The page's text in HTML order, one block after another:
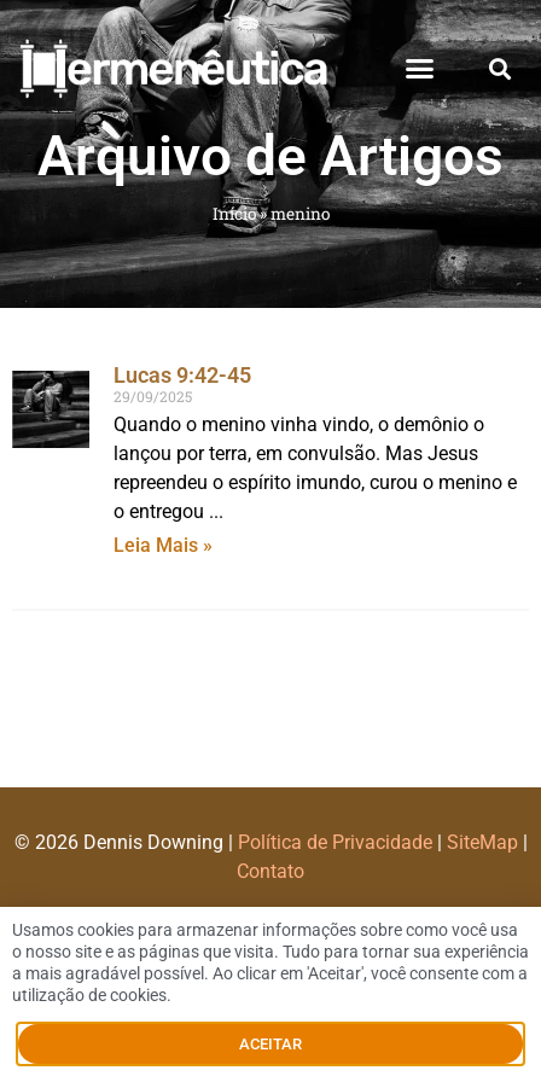
Arquivo de Artigos
Início»menino
Lucas 9:42-45
29/09/2025
Quando o menino vinha vindo, o demônio o
lançou por terra, em convulsão. Mas Jesus
repreendeu o espírito imundo, curou o menino e
o entregou
Leia Mais »
© 2026 Dennis Downing | Política de Privacidade| SiteMap|
Contato
Usamos cookies para armazenar informações sobre como você usa
o nosso site e as páginas que visita. Tudo para tornar sua experiência
a mais agradável possível. Ao clicar em 'Aceitar', você consente com a
utilização de cookies.
ACEITAR